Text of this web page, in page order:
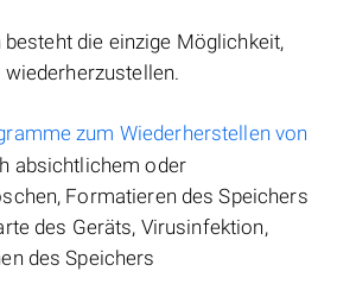
die einzige Möglichkeit,
wiederherzustellen.
zum Wiederherstellen von
absichtlichem oder
Formatieren des Speichers
des Geräts, Virusinfektion,
des Speichers